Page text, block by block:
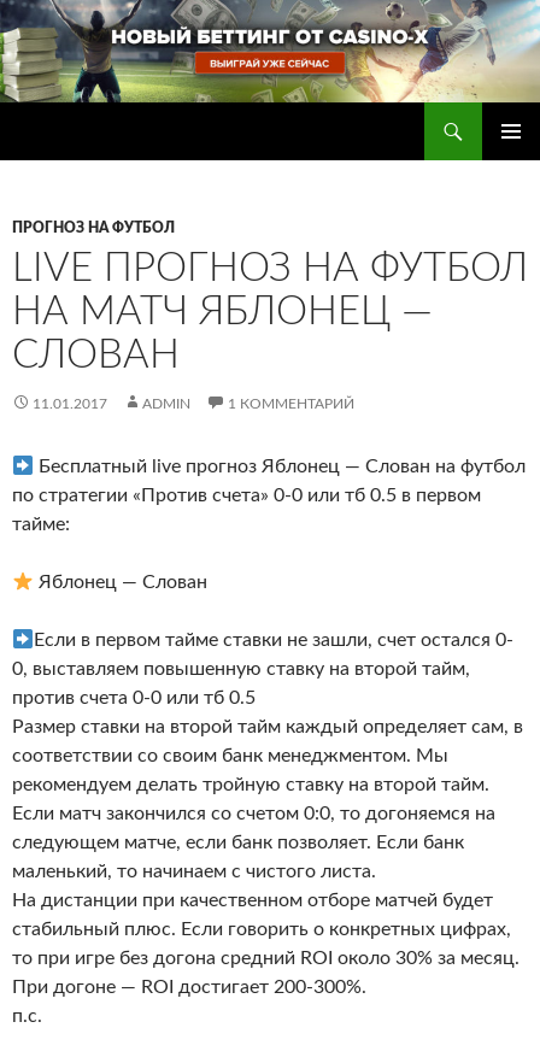
Перейти
к
содержимому
ПРОГНОЗ НА ФУТБОЛ
LIVE ПРОГНОЗ НА ФУТБОЛ
НА МАТЧ ЯБЛОНЕЦ —
СЛОВАН
11.01.2017 ADMIN 1 КОММЕНТАРИЙ
Бесплатный live прогноз Яблонец — Слован на футбол
по стратегии «Против счета» 0-0 или тб 0.5 в первом
тайме:
Яблонец — Слован
Если в первом тайме ставки не зашли, счет остался 0-
0, выставляем повышенную ставку на второй тайм,
против счета 0-0 или тб 0.5
Размер ставки на второй тайм каждый определяет сам, в
соответствии со своим банк менеджментом. Мы
рекомендуем делать тройную ставку на второй тайм.
Если матч закончился со счетом 0:0, то догоняемся на
следующем матче, если банк позволяет. Если банк
маленький, то начинаем с чистого листа.
На дистанции при качественном отборе матчей будет
стабильный плюс. Если говорить о конкретных цифрах,
то при игре без догона средний ROI около 30% за месяц.
При догоне — ROI достигает 200-300%.
п.с.